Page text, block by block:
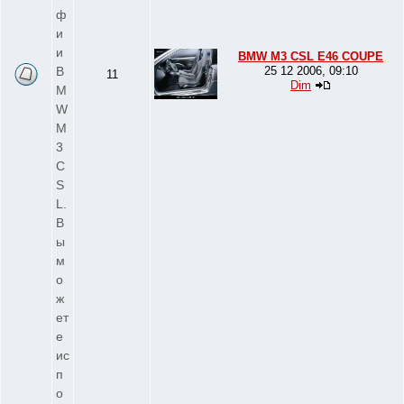
ф
и
и
B
M
W
M
3
C
S
L.
В
ы
м
о
ж
ет
е
ис
п
о
11
BMW M3 CSL E46 COUPE
25 12 2006, 09:10
Dim